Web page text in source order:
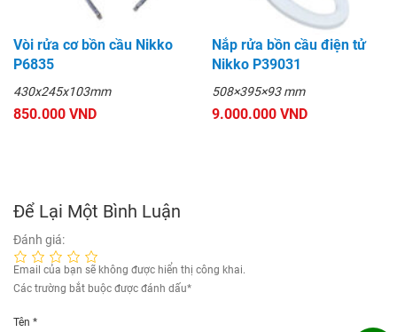
Vòi rửa cơ bồn cầu Nikko
P6835
430x245x103mm
850.000 VND
Nắp rửa bồn cầu điện tử
Nikko P39031
508×395×93 mm
9.000.000 VND
Để Lại Một Bình Luận
Đánh giá:
Email của bạn sẽ không được hiển thị công khai.
Các trường bắt buộc được đánh dấu*
Tên *